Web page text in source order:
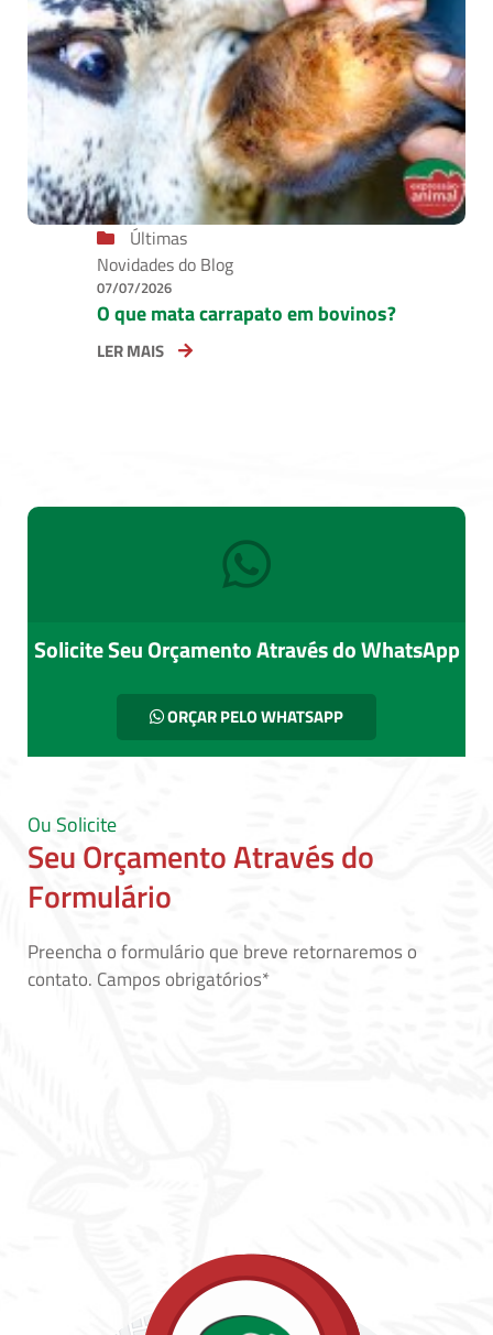
Últimas
Novidades do Blog
07/07/2026
O que mata carrapato em bovinos?
LER MAIS
Solicite Seu Orçamento Através do WhatsApp
ORÇAR PELO WHATSAPP
Ou Solicite
Seu Orçamento Através do
Formulário
Preencha o formulário que breve retornaremos o
contato. Campos obrigatórios*